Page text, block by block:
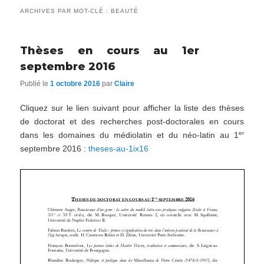
ARCHIVES PAR MOT-CLÉ : BEAUTÉ
Thèses en cours au 1er
septembre 2016
Publié le1 octobre 2016 parClaire
Cliquez sur le lien suivant pour afficher la liste des thèses
de doctorat et des recherches post-doctorales en cours
dans les domaines du médiolatin et du néo-latin au 1 er
septembre 2016 :theses-au-1ix16